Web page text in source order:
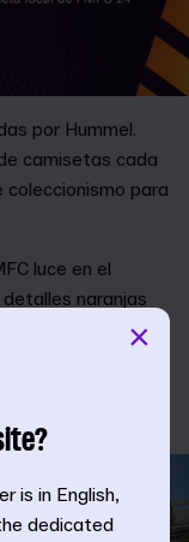
por Hummel.
camisetas cada
para
luce en el
naranjas
deporte rey. El
también
más
is in English,
dedicated
×